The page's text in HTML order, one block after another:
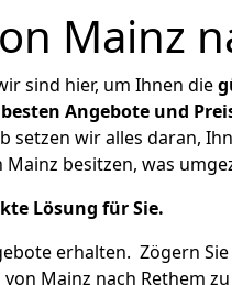
Mainz
sind hier, um Ihnen die
Angebote und
wir alles daran,
besitzen, was
Lösung für Sie.
erhalten. Zögern
Mainz nach Rethem